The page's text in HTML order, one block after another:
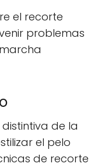
el recorte
problemas
de la
el pelo
de recorte